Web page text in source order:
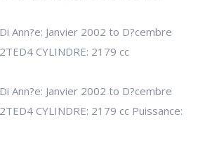
Ann?e: Janvier 2002 to D?cembre
CYLINDRE: 2179 cc
Ann?e: Janvier 2002 to D?cembre
CYLINDRE: 2179 cc Puissance: